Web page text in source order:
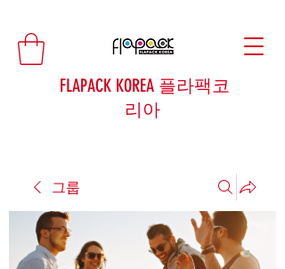
FLAPACK KOREA 플라팩코
리아
그룹